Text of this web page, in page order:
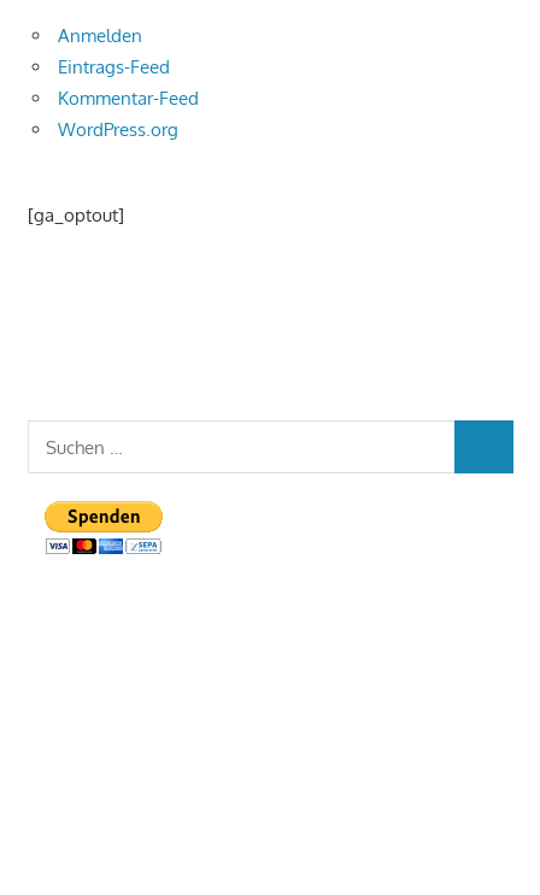
Anmelden
Eintrags-Feed
Kommentar-Feed
WordPress.org
[ga_optout]